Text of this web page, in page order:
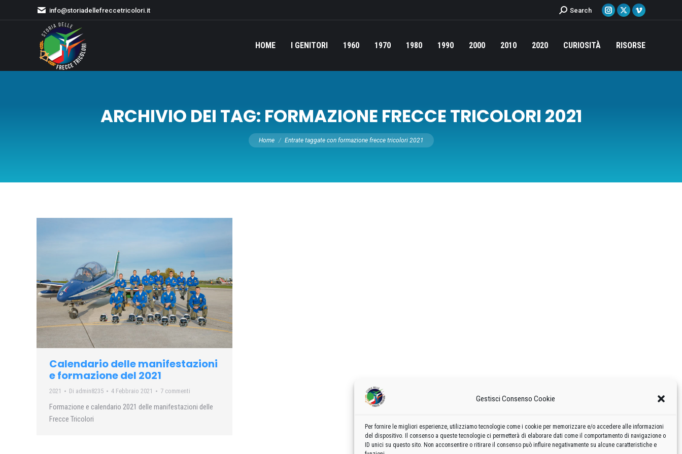
Gestisci Consenso Cookie
Per fornire le migliori esperienze, utilizziamo tecnologie come i cookie per memorizzare e/o accedere alle informazioni
del dispositivo. Il consenso a queste tecnologie ci permetterà di elaborare dati come il comportamento di navigazione o
ID unici su questo sito. Non acconsentire o ritirare il consenso può influire negativamente su alcune caratteristiche e
info@storiadellefreccetricolori.it Cerca:Search
Instagram
opens
new
X
opens
new
Vimeo
opens
new
HOME I GENITORI 1960 1970 1980 1990 2000 2010 2020 CURIOSITÀ RISORSE
ARCHIVIO DEI TAG: FORMAZIONE FRECCE TRICOLORI 2021
Tu sei qui:
Home Entrate taggate con formazione frecce tricolori 2021
Calendario delle manifestazioni
e formazione del 2021
2021 Di admin8235 4 Febbraio 2021 7 commenti
Formazione e calendario 2021 delle manifestazioni delle
Frecce Tricolori